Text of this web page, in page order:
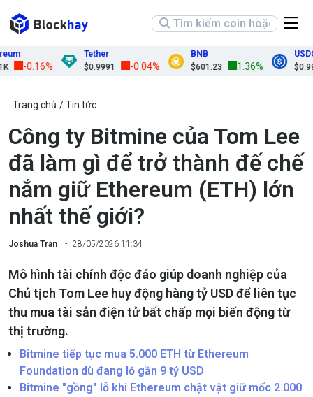
-0.16%
Tether
$0.9991
-0.04%
BNB
$601.23
1.36%
USDC
$0.9998
Trang chủ Tin tức
Công ty Bitmine của Tom Lee
đã làm gì để trở thành đế chế
nắm giữ Ethereum (ETH) lớn
nhất thế giới?
Joshua Tran 28/05/2026 11:34
Mô hình tài chính độc đáo giúp doanh nghiệp của
Chủ tịch Tom Lee huy động hàng tỷ USD để liên tục
thu mua tài sản điện tử bất chấp mọi biến động từ
thị trường.
Bitmine tiếp tục mua 5.000 ETH từ Ethereum
Foundation dù đang lỗ gần 9 tỷ USD
Bitmine "gồng" lỗ khi Ethereum chật vật giữ mốc 2.000